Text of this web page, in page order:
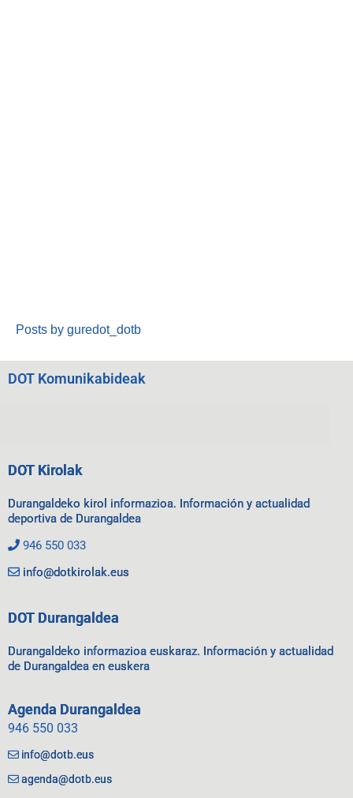
Posts by guredot_dotb
DOT Komunikabideak
DOT Kirolak
Durangaldeko kirol informazioa. Información y actualidad
deportiva de Durangaldea
946 550 033
info@dotkirolak.eus
DOT Durangaldea
Durangaldeko informazioa euskaraz. Información y actualidad
de Durangaldea en euskera
Agenda Durangaldea
946 550 033
info@dotb.eus
agenda@dotb.eus